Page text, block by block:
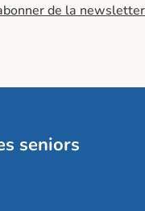
de la newsletter
seniors